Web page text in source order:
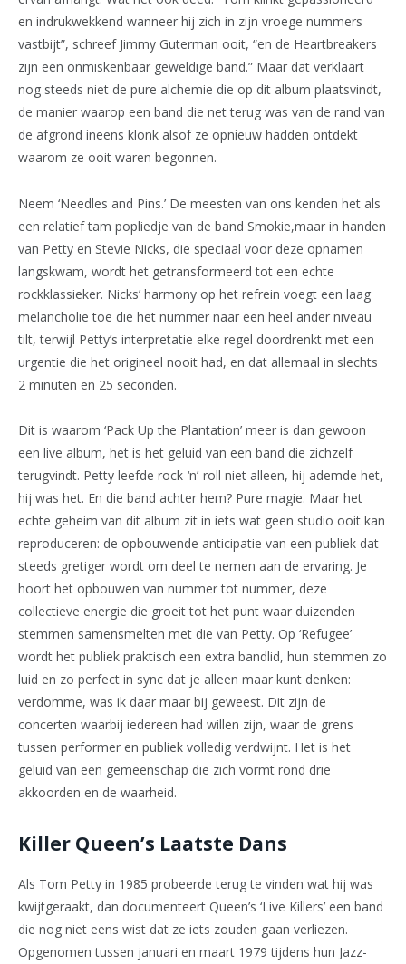
en indrukwekkend wanneer hij zich in zijn vroege nummers
vastbijt”, schreef Jimmy Guterman ooit, “en de Heartbreakers
zijn een onmiskenbaar geweldige band.” Maar dat verklaart
nog steeds niet de pure alchemie die op dit album plaatsvindt,
de manier waarop een band die net terug was van de rand van
de afgrond ineens klonk alsof ze opnieuw hadden ontdekt
waarom ze ooit waren begonnen.
Neem ‘Needles and Pins.’ De meesten van ons kenden het als
een relatief tam popliedje van de band Smokie,maar in handen
van Petty en Stevie Nicks, die speciaal voor deze opnamen
langskwam, wordt het getransformeerd tot een echte
rockklassieker. Nicks’ harmony op het refrein voegt een laag
melancholie toe die het nummer naar een heel ander niveau
tilt, terwijl Petty’s interpretatie elke regel doordrenkt met een
urgentie die het origineel nooit had, en dat allemaal in slechts
2 minuten en 25 seconden.
Dit is waarom ‘Pack Up the Plantation’ meer is dan gewoon
een live album, het is het geluid van een band die zichzelf
terugvindt. Petty leefde rock-‘n’-roll niet alleen, hij ademde het,
hij was het. En die band achter hem? Pure magie. Maar het
echte geheim van dit album zit in iets wat geen studio ooit kan
reproduceren: de opbouwende anticipatie van een publiek dat
steeds gretiger wordt om deel te nemen aan de ervaring. Je
hoort het opbouwen van nummer tot nummer, deze
collectieve energie die groeit tot het punt waar duizenden
stemmen samensmelten met die van Petty. Op ‘Refugee’
wordt het publiek praktisch een extra bandlid, hun stemmen zo
luid en zo perfect in sync dat je alleen maar kunt denken:
verdomme, was ik daar maar bij geweest. Dit zijn de
concerten waarbij iedereen had willen zijn, waar de grens
tussen performer en publiek volledig verdwijnt. Het is het
geluid van een gemeenschap die zich vormt rond drie
akkoorden en de waarheid.
Killer Queen’s Laatste Dans
Als Tom Petty in 1985 probeerde terug te vinden wat hij was
kwijtgeraakt, dan documenteert Queen’s ‘Live Killers’ een band
die nog niet eens wist dat ze iets zouden gaan verliezen.
Opgenomen tussen januari en maart 1979 tijdens hun Jazz-